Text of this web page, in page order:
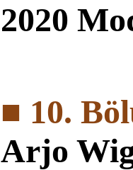
2020
■ 10.
Arjo